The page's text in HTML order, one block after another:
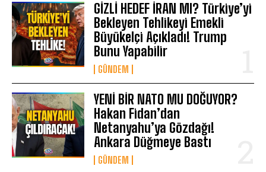
GİZLİ HEDEF İRAN MI? Türkiye’yi
Bekleyen Tehlikeyi Emekli
Büyükelçi Açıkladı! Trump
Bunu Yapabilir
GÜNDEM
YENİ BİR NATO MU DOĞUYOR?
Hakan Fidan’dan
Netanyahu’ya Gözdağı!
Ankara Düğmeye Bastı
GÜNDEM